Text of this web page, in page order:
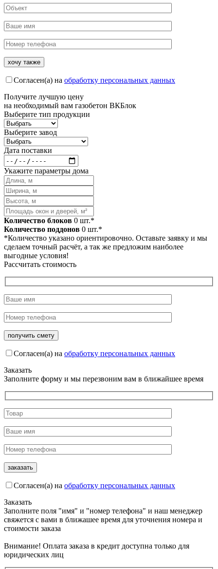
Согласен(а) на обработку персональных данных
Получите лучшую цену
на необходимый вам газобетон ВКБлок
Выберите тип продукции
Выберите завод
Дата поставки
Укажите параметры дома
Количество блоков 0 шт.*
Количество поддонов 0 шт.*
*Количество указано ориентировочно. Оставьте заявку и мы
сделаем точный расчёт, а так же предложим наиболее
выгодные условия!
Рассчитать стоимость
Согласен(а) на обработку персональных данных
Заказать
Заполните форму и мы перезвоним вам в ближайшее время
Согласен(а) на обработку персональных данных
Заказать
Заполните поля "имя" и "номер телефона" и наш менеджер
свяжется с вами в ближашее время для уточнения номера и
стоимости заказа
Внимание! Оплата заказа в кредит доступна только для
юридических лиц